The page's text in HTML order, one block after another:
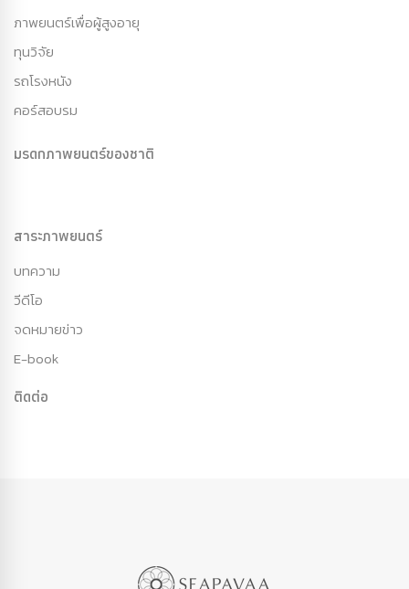
ภาพยนตร์เพื่อผู้สูงอายุ
ทุนวิจัย
รถโรงหนัง
คอร์สอบรม
มรดกภาพยนตร์ของชาติ
สาระภาพยนตร์
บทความ
วีดีโอ
จดหมายข่าว
E-book
ติดต่อ